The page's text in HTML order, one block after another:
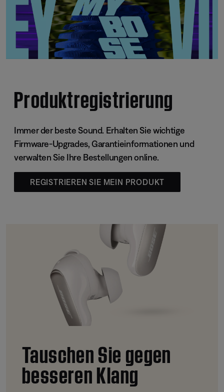
Produktregistrierung
Immer der beste Sound. Erhalten Sie wichtige
Firmware-Upgrades, Garantieinformationen und
verwalten Sie Ihre Bestellungen online.
REGISTRIEREN SIE MEIN PRODUKT
Tauschen Sie gegen
besseren Klang